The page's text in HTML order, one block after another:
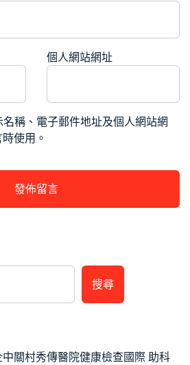
個人網站網址
名稱、電子郵件地址及個人網站網
使用。
搜尋
關村秀傳醫院健康檢查國際 助科